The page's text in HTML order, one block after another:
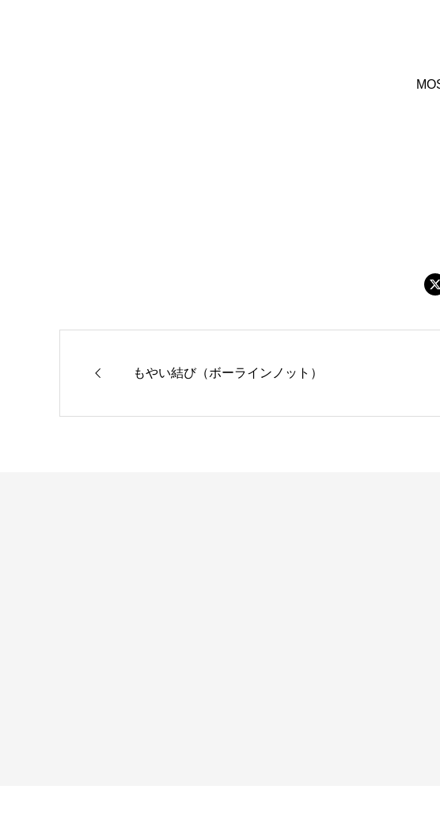
もやい結び（ボーラインノット）